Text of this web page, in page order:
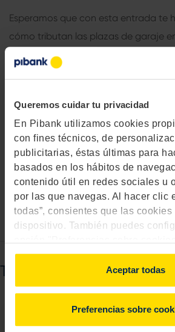
Queremos cuidar tu privacidad
En Pibank utilizamos cookies
con fines técnicos, de
publicitarias, éstas últimas para
basados en los hábitos de
contenido útil en redes sociales u
por las que navegas. Al hacer clic
todas”, consientes que las
dispositivo. También puedes
Para más información, consulta
Aceptar todas
Preferencias sobre
Esperamos que con esta entrada te
cómo tributan las plazas de garaje
información te ha gustado, ¿por qué
las redes sociales? Podría ayudar a
También puede